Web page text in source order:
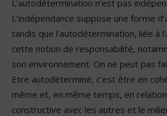
L’autodétermination n’est pas
L’indépendance suppose une forme
tandis que l’autodétermination, liée à
cette notion de responsabilité,
son environnement. On ne peut pas
Etre autodéterminé, c’est être en
même et, en même temps, en
constructive avec les autres et le